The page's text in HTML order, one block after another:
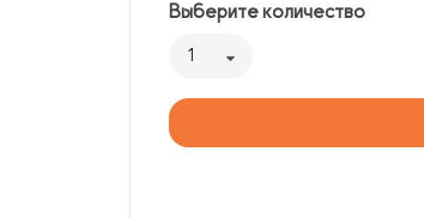
Выберите количество
1